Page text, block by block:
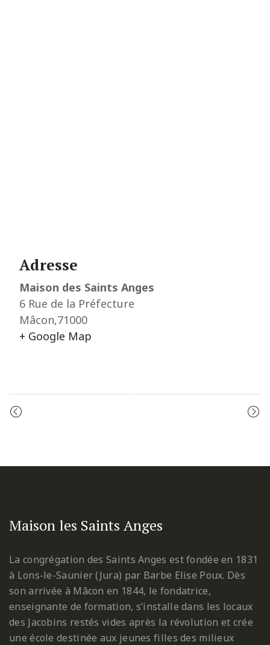
Adresse
Maison des Saints Anges
6 Rue de la Préfecture
Mâcon,71000
+ Google Map
Event
Maison les Saints Anges
La congrégation des Saints Anges est fondée en 1831
à Lons-le-Saunier (Jura) par Barbe Elise Poux. Dès
son arrivée à Mâcon en 1844, le fondatrice,
enseignante de formation, s’installe dans les locaux
des Jacobins restés vides après la révolution et crée
une école destinée aux jeunes filles des milieux